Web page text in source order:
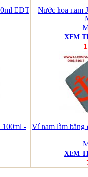
EDT
Nước hoa nam
XEM
100ml -
Ví nam làm bằng
XEM